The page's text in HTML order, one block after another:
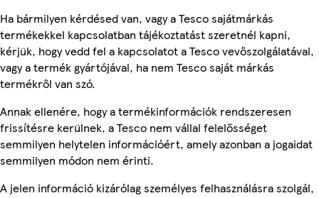
Ha bármilyen kérdésed van, vagy a Tesco sajátmárkás
termékekkel kapcsolatban tájékoztatást szeretnél kapni,
kérjük, hogy vedd fel a kapcsolatot a Tesco vevőszolgálatával,
vagy a termék gyártójával, ha nem Tesco saját márkás
termékről van szó.
Annak ellenére, hogy a termékinformációk rendszeresen
frissítésre kerülnek, a Tesco nem vállal felelősséget
semmilyen helytelen információért, amely azonban a jogaidat
semmilyen módon nem érinti.
A jelen információ kizárólag személyes felhasználásra szolgál,